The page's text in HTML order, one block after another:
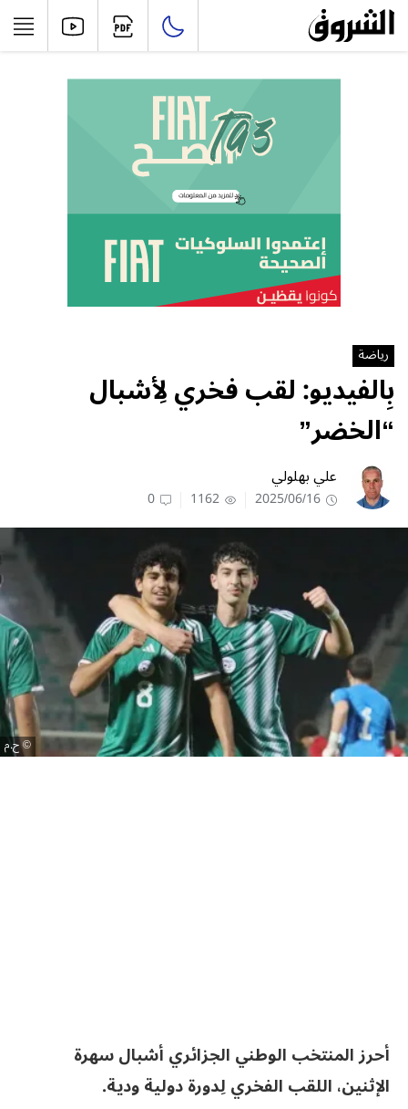
رياضة
بِالفيديو: لقب فخري لِأشبال
“الخضر”
علي بهلولي
2025/06/16
1162
0
ح.م
أحرز المنتخب الوطني الجزائري أشبال سهرة
الإثنين، اللقب الفخري لِدورة دولية ودية.